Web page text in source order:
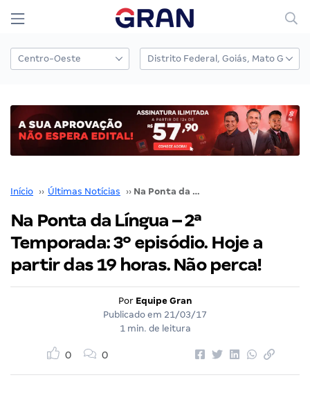
Início ›› Últimas Notícias ›› Na Ponta da Língua – 2ª Temporada: 3º episódio. Hoje a partir das 19 horas. Não perca!
Na Ponta da Língua – 2ª
Temporada: 3º episódio. Hoje a
partir das 19 horas. Não perca!
Por Equipe Gran
Publicado em 21/03/17
1 min. de leitura
0 0